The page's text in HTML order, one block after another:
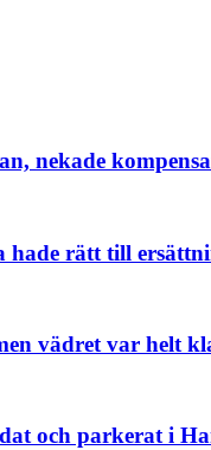
nekade
hade rätt till
vädret var helt
och parkerat i